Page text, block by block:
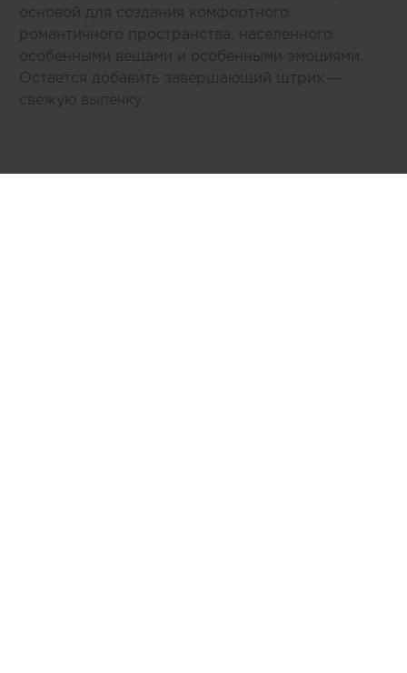
основой для создания комфортного
романтичного пространства, населенного
особенными вещами и особенными эмоциями.
Остается добавить завершающий штрих —
свежую выпечку.